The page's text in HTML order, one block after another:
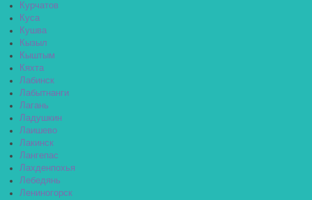
Курчатов
Куса
Кушва
Кызыл
Кыштым
Кяхта
Лабинск
Лабытнанги
Лагань
Ладушкин
Лаишево
Лакинск
Лангепас
Лахденпохья
Лебедянь
Лениногорск